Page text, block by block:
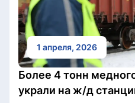
1 апреля, 2026
Более 4 тонн
украли на ж/д